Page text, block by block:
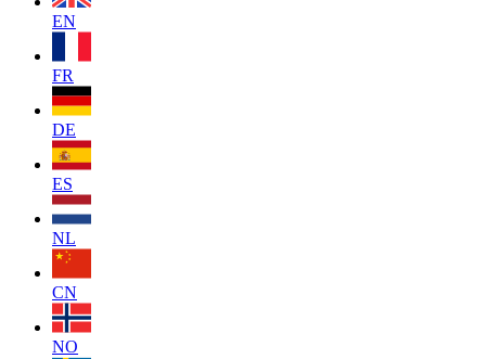
EN
FR
DE
ES
NL
CN
NO